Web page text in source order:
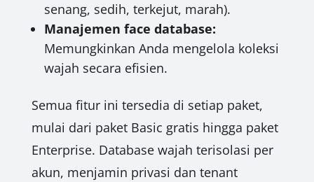
senang, sedih, terkejut, marah).
Manajemen face database:
Memungkinkan Anda mengelola koleksi
wajah secara efisien.
Semua fitur ini tersedia di setiap paket,
mulai dari paket Basic gratis hingga paket
Enterprise. Database wajah terisolasi per
akun, menjamin privasi dan tenant